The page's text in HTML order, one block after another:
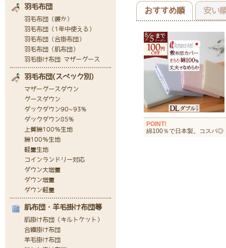
おすすめ順 安い
POINT!
綿100％で日本製。コスパ◎